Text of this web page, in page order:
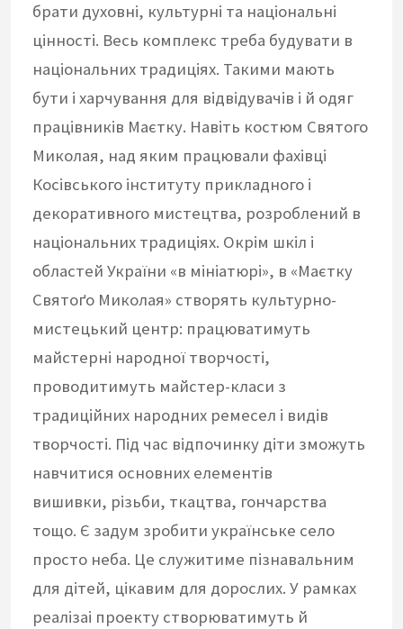
брати духовні, культурні та національні
цінності. Весь комплекс треба будувати в
національних традиціях. Такими мають
бути і харчування для відвідувачів і й одяг
працівників Маєтку. Навіть костюм Святого
Миколая, над яким працювали фахівці
Косівського інституту прикладного і
декоративного мистецтва, розроблений в
національних традиціях. Окрім шкіл і
областей України «в мініатюрі», в «Маєтку
Святоґо Миколая» створять культурно-
мистецький центр: працюватимуть
майстерні народної творчості,
проводитимуть майстер-класи з
традиційних народних ремесел і видів
творчості. Під час відпочинку діти зможуть
навчитися основних елементів
вишивки, різьби, ткацтва, гончарства
тощо. Є задум зробити українське село
просто неба. Це служитиме пізнавальним
для дітей, цікавим для дорослих. У рамках
реалізаі проекту створюватимуть й